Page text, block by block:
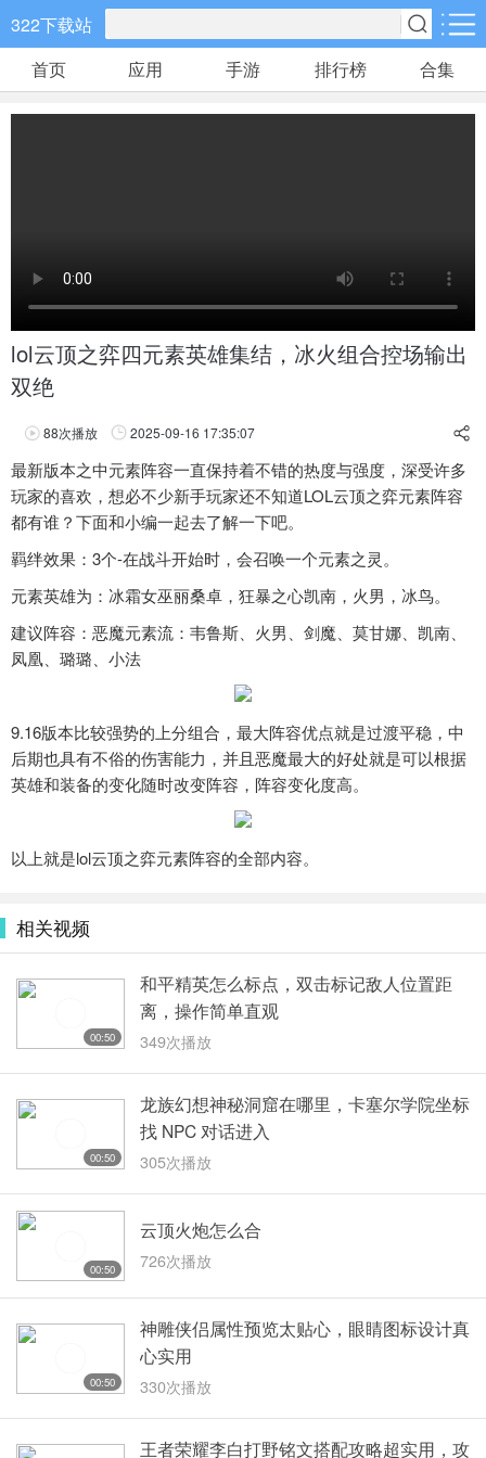
322下载站
手游分类 应用分类
策略塔防
60款手游
体育竞速
26款手游
冒险解谜
26款手游
首页 应用 手游 排行榜 合集
lol云顶之弈四元素英雄集结，冰火组合控场输出
双绝
88次播放
2025-09-16 17:35:07
最新版本之中元素阵容一直保持着不错的热度与强度，深受许多
玩家的喜欢，想必不少新手玩家还不知道LOL云顶之弈元素阵容
都有谁？下面和小编一起去了解一下吧。
羁绊效果：3个-在战斗开始时，会召唤一个元素之灵。
元素英雄为：冰霜女巫丽桑卓，狂暴之心凯南，火男，冰鸟。
建议阵容：恶魔元素流：韦鲁斯、火男、剑魔、莫甘娜、凯南、
凤凰、璐璐、小法
9.16版本比较强势的上分组合，最大阵容优点就是过渡平稳，中
后期也具有不俗的伤害能力，并且恶魔最大的好处就是可以根据
英雄和装备的变化随时改变阵容，阵容变化度高。
以上就是lol云顶之弈元素阵容的全部内容。
相关视频
00:50
和平精英怎么标点，双击标记敌人位置距
离，操作简单直观
349次播放
00:50
龙族幻想神秘洞窟在哪里，卡塞尔学院坐标
找 NPC 对话进入
305次播放
00:50
云顶火炮怎么合
726次播放
00:50
神雕侠侣属性预览太贴心，眼睛图标设计真
心实用
330次播放
王者荣耀李白打野铭文搭配攻略超实用，攻